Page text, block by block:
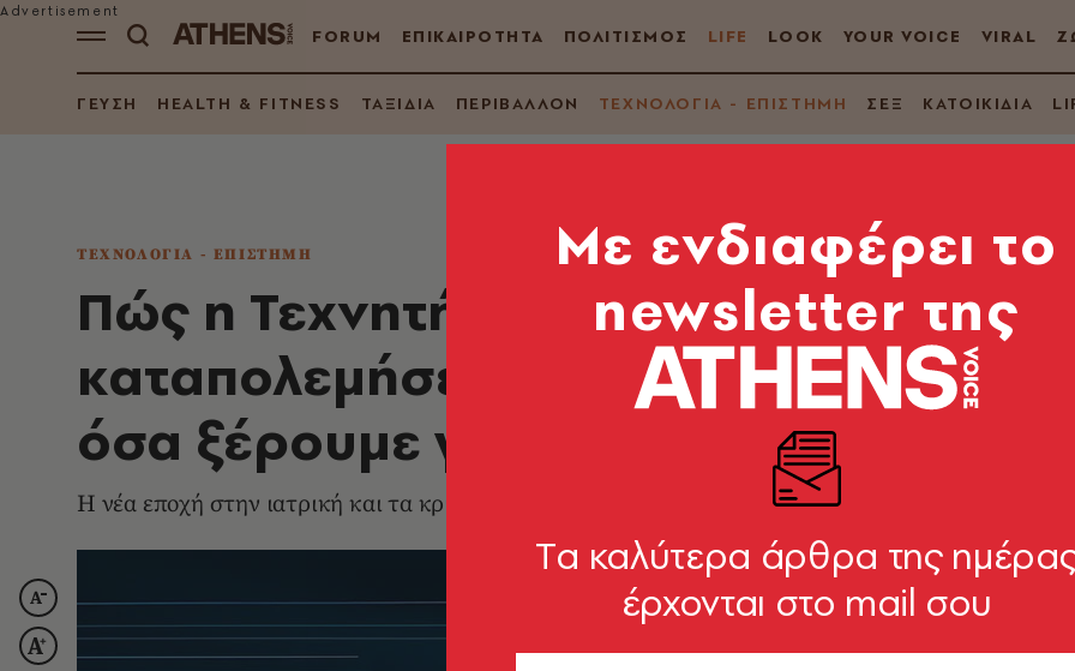
FORUM ΕΠΙΚΑΙΡΟΤΗΤΑ ΠΟΛΙΤΙΣΜΟΣ LIFE LOOK YOUR VOICE VIRAL
ΓΕΥΣΗ HEALTH & FITNESS ΤΑΞΙΔΙΑ ΠΕΡΙΒΑΛΛΟΝ ΤΕΧΝΟΛΟΓΙΑ - ΕΠΙΣΤΗΜΗ ΣΕΞ ΚΑΤΟΙΚΙΔΙΑ
ΤΕΧΝΟΛΟΓΙΑ - ΕΠΙΣΤΗΜΗ
Πώς η Τεχνητή Νοημοσύνη θα
καταπολεμήσει τις ασθένειες και θα
όσα ξέρουμε για την υγεία;
Η νέα εποχή στην ιατρική και τα κρίσιμα ηθικά και κοινωνικά διλήμματα
Mε ενδιαφέρει το
newsletter της
Tα καλύτερα άρθρα της
έρχονται στο mail σου